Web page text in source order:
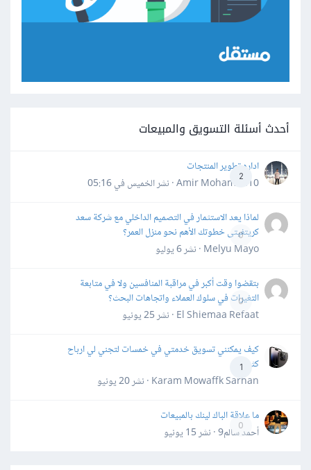
أحدث أسئلة التسويق والمبيعات
2
اداره تطوير المنتجات
Amir Mohamed10 · نشر
الخميس في 05:16
0
لماذا يعد الاستثمار في التصميم الداخلي مع شركة سعد
كريتفيتى خطوتك الأهم نحو منزل العمر؟
Melyu Mayo · نشر
6 يوليو
0
بتقضوا وقت أكبر في مراقبة المنافسين ولا في متابعة
التغيرات في سلوك العملاء واتجاهات البحث؟
El Shiemaa Refaat · نشر
25 يونيو
1
كيف يمكنني تسويق خدمتي في خمسات لتجني لي ارباح
كثيرة
Karam Mowaffk Sarhan · نشر
20 يونيو
0
ما علاقة الباك لينك بالمبيعات
أحمد سالم9 · نشر
15 يونيو